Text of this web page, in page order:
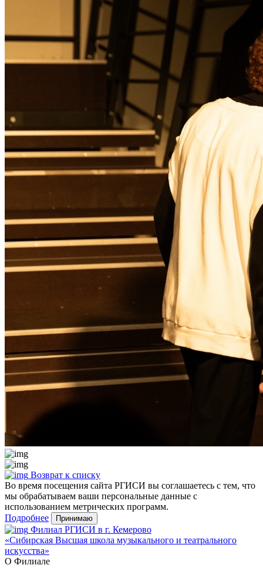
Возврат к списку
Во время посещения сайта РГИСИ вы соглашаетесь с тем, что
мы обрабатываем ваши персональные данные с
использованием метрических программ.
Подробнее
Принимаю
Филиал РГИСИ в г. Кемерово
«Сибирская Высшая школа музыкального и театрального
искусства»
О Филиале